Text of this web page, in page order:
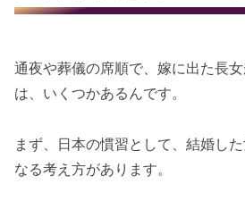
通夜や葬儀の席順で、嫁に出た長
は、いくつかあるんです。
まず、日本の慣習として、結婚し
なる考え方があります。